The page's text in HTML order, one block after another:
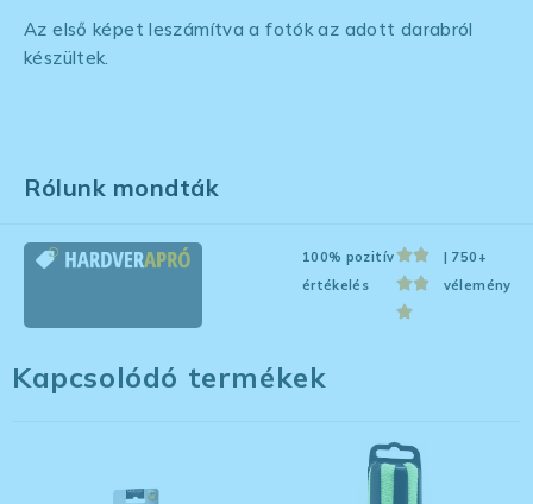
Az első képet leszámítva a fotók az adott darabról
készültek.
Rólunk mondták
100% pozitív
értékelés
| 750+
vélemény
Kapcsolódó termékek